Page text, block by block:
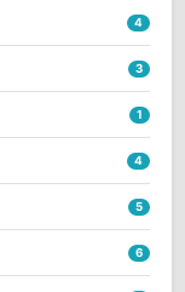
4
3
1
4
5
6